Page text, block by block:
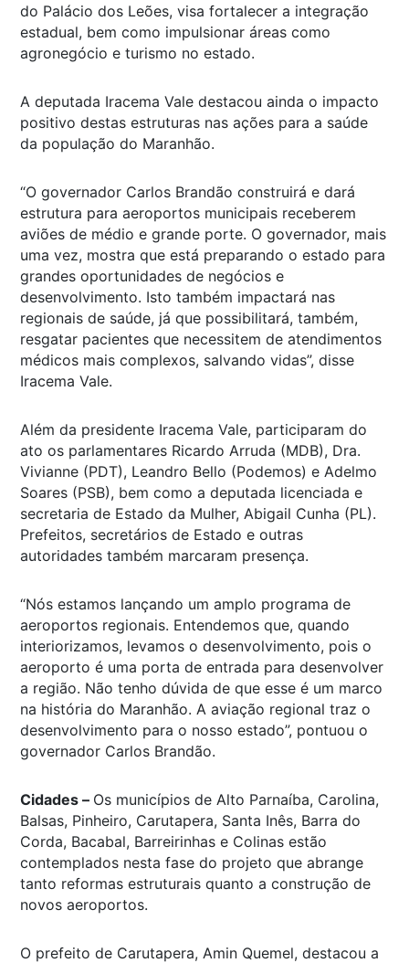
do Palácio dos Leões, visa fortalecer a integração
estadual, bem como impulsionar áreas como
agronegócio e turismo no estado.
A deputada Iracema Vale destacou ainda o impacto
positivo destas estruturas nas ações para a saúde
da população do Maranhão.
“O governador Carlos Brandão construirá e dará
estrutura para aeroportos municipais receberem
aviões de médio e grande porte. O governador, mais
uma vez, mostra que está preparando o estado para
grandes oportunidades de negócios e
desenvolvimento. Isto também impactará nas
regionais de saúde, já que possibilitará, também,
resgatar pacientes que necessitem de atendimentos
médicos mais complexos, salvando vidas”, disse
Iracema Vale.
Além da presidente Iracema Vale, participaram do
ato os parlamentares Ricardo Arruda (MDB), Dra.
Vivianne (PDT), Leandro Bello (Podemos) e Adelmo
Soares (PSB), bem como a deputada licenciada e
secretaria de Estado da Mulher, Abigail Cunha (PL).
Prefeitos, secretários de Estado e outras
autoridades também marcaram presença.
“Nós estamos lançando um amplo programa de
aeroportos regionais. Entendemos que, quando
interiorizamos, levamos o desenvolvimento, pois o
aeroporto é uma porta de entrada para desenvolver
a região. Não tenho dúvida de que esse é um marco
na história do Maranhão. A aviação regional traz o
desenvolvimento para o nosso estado”, pontuou o
governador Carlos Brandão.
Cidades – Os municípios de Alto Parnaíba, Carolina,
Balsas, Pinheiro, Carutapera, Santa Inês, Barra do
Corda, Bacabal, Barreirinhas e Colinas estão
contemplados nesta fase do projeto que abrange
tanto reformas estruturais quanto a construção de
novos aeroportos.
O prefeito de Carutapera, Amin Quemel, destacou a